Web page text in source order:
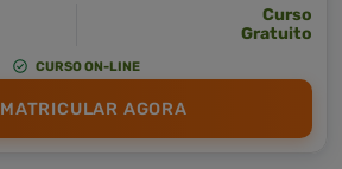
Curso
Gratuito
CURSO ON-LINE
MATRICULAR AGORA